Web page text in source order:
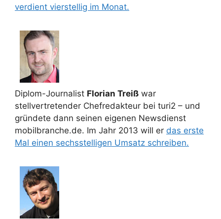
verdient vierstellig im Monat.
Diplom-Journalist Florian Treiß war
stellvertretender Chefredakteur bei turi2 – und
gründete dann seinen eigenen Newsdienst
mobilbranche.de. Im Jahr 2013 will er das erste
Mal einen sechsstelligen Umsatz schreiben.